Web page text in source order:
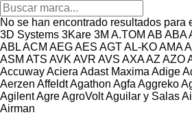
No se han encontrado resultados para
3D Systems 3Kare 3M A.TOM AB ABA
ABLACM AEGAES AGTAL-KOAMA
ASM ATS AVK AVR AVS AXAAZ AZO
AccuwayAciera Adast Maxima Adige
Aerzen AffeldtAgathon Agfa Aggreko
AgilentAgreAgroVoltAguilar y Salas
Airman